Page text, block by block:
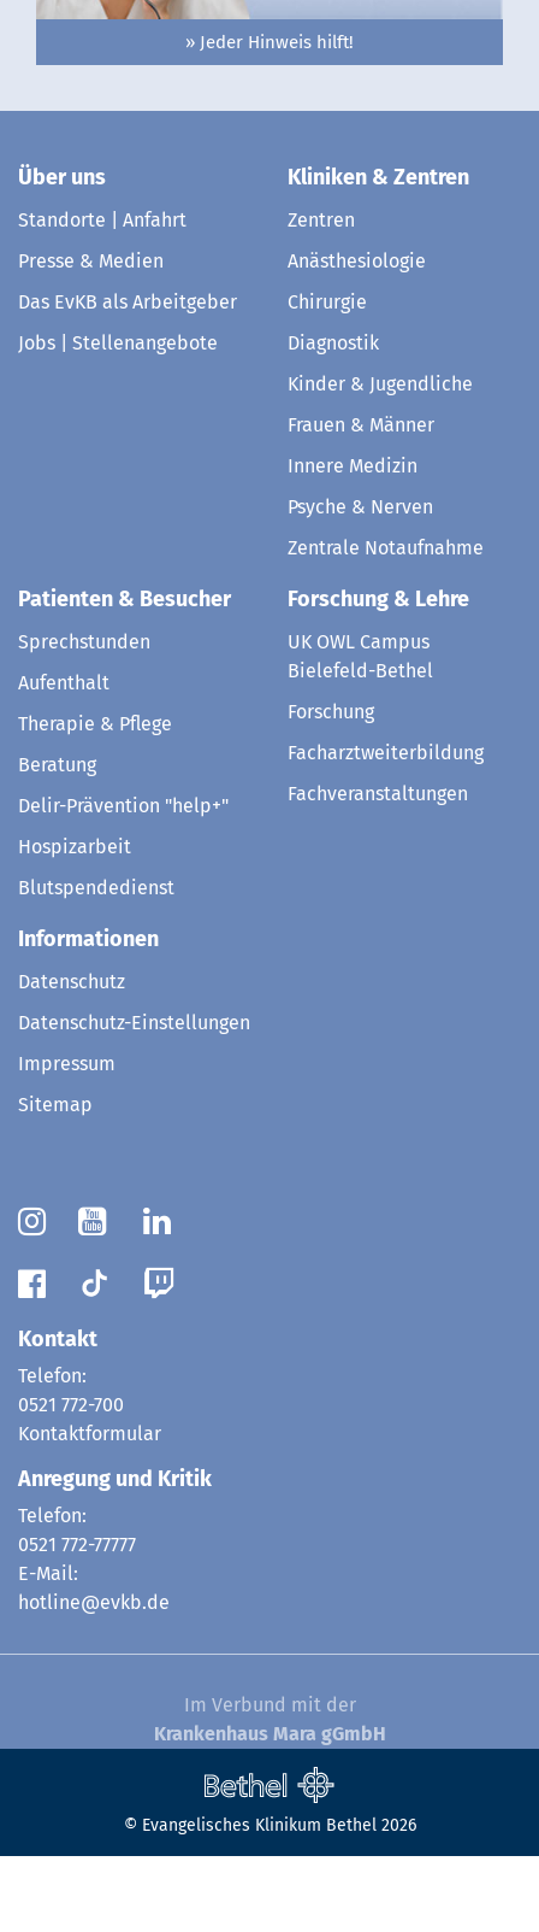
» Jeder Hinweis hilft!
Über uns
Standorte | Anfahrt
Presse & Medien
Das EvKB als Arbeitgeber
Jobs | Stellenangebote
Kliniken & Zentren
Zentren
Anästhesiologie
Chirurgie
Diagnostik
Kinder & Jugendliche
Frauen & Männer
Innere Medizin
Psyche & Nerven
Zentrale Notaufnahme
Patienten & Besucher
Sprechstunden
Aufenthalt
Therapie & Pflege
Beratung
Delir-Prävention "help+"
Hospizarbeit
Blutspendedienst
Forschung & Lehre
UK OWL Campus
Bielefeld-Bethel
Forschung
Facharztweiterbildung
Fachveranstaltungen
Informationen
Datenschutz
Datenschutz-Einstellungen
Impressum
Sitemap
Kontakt
Telefon:
0521 772-700
Kontaktformular
Anregung und Kritik
Telefon:
0521 772-77777
E-Mail:
hotline@evkb.de
Im Verbund mit der
Krankenhaus Mara gGmbH
© Evangelisches Klinikum Bethel 2026